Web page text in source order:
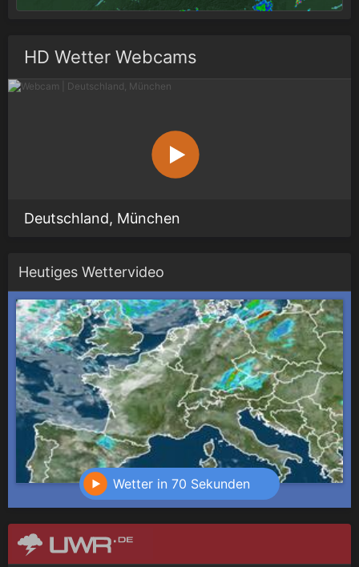
HD Wetter Webcams
Deutschland, München
Heutiges Wettervideo
Wetter in 70 Sekunden